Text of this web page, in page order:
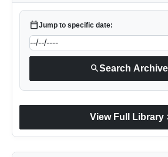
calendar_todayJump to specific date:
searchSearch
View Full Library